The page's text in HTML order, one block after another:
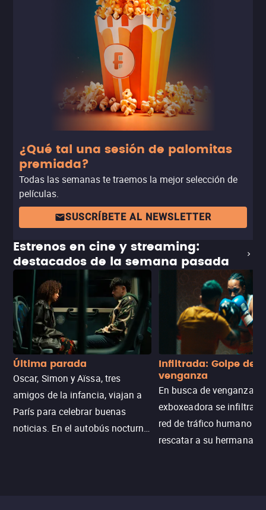
Kerrigan. Con entrevistas estilo falso documental
cargadas de un oscuro humor, la película reconstruye los
hechos (y contradicciones) de uno de los escándalos
deportivos más grandes de los noventa, con
maravillosas actuaciones de Allison Janney y Margot
Robbie (‘Escuadrón Suicida’), quien se consolida como
una de las actrices más prometedoras de su tiempo.
¿Qué tal una sesión de palomitas
premiada?
Todas las semanas te traemos la mejor selección de
películas.
SUSCRÍBETE AL NEWSLETTER
Estrenos en cine y streaming:
destacados de la semana pasada
Última parada
Oscar, Simon y Aïssa, tres
amigos de la infancia, viajan a
París para celebrar buenas
noticias. En el autobús nocturno
Infiltrada: Golpe de
venganza
En busca de venganza,
exboxeadora se infiltra
red de tráfico humano
rescatar a su hermana